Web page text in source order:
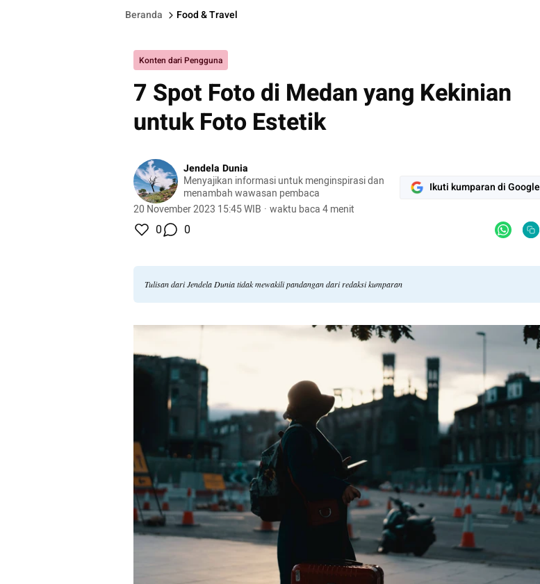
Beranda Food & Travel
Konten dari Pengguna
7 Spot Foto di Medan yang Kekinian
untuk Foto Estetik
Jendela Dunia
Menyajikan informasi untuk menginspirasi dan
menambah wawasan pembaca
20 November 2023 15:45 WIB · waktu baca 4 menit
Ikuti kumparan di Google
0 0
Tulisan dari Jendela Dunia tidak mewakili pandangan dari redaksi kumparan